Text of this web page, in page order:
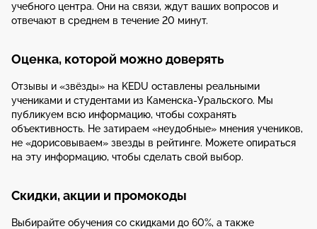
учебного центра. Они на связи, ждут ваших вопросов и
отвечают в среднем в течение 20 минут.
Оценка, которой можно доверять
Отзывы и «звёзды» на KEDU оставлены реальными
учениками и студентами из Каменска-Уральского. Мы
публикуем всю информацию, чтобы сохранять
объективность. Не затираем «неудобные» мнения учеников,
не «дорисовываем» звезды в рейтинге. Можете опираться
на эту информацию, чтобы сделать свой выбор.
Скидки, акции и промокоды
Выбирайте обучения со скидками до 60%, а также